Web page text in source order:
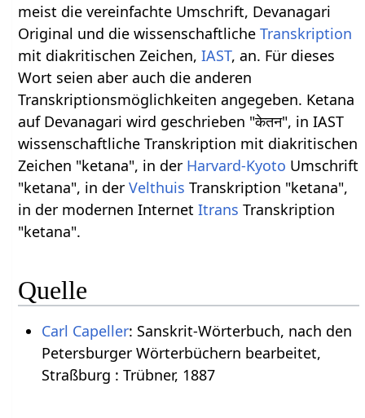
meist die vereinfachte Umschrift, Devanagari
Original und die wissenschaftlicheTranskription
mit diakritischen Zeichen,IAST, an. Für dieses
Wort seien aber auch die anderen
Transkriptionsmöglichkeiten angegeben. Ketana
auf Devanagari wird geschrieben "केतन", in IAST
wissenschaftliche Transkription mit diakritischen
Zeichen "ketana", in der Harvard-Kyoto Umschrift
"ketana", in derVelthuis Transkription "ketana",
in der modernen InternetItrans Transkription
"ketana".
Quelle
Carl Capeller: Sanskrit-Wörterbuch, nach den
Petersburger Wörterbüchern bearbeitet,
Straßburg : Trübner, 1887